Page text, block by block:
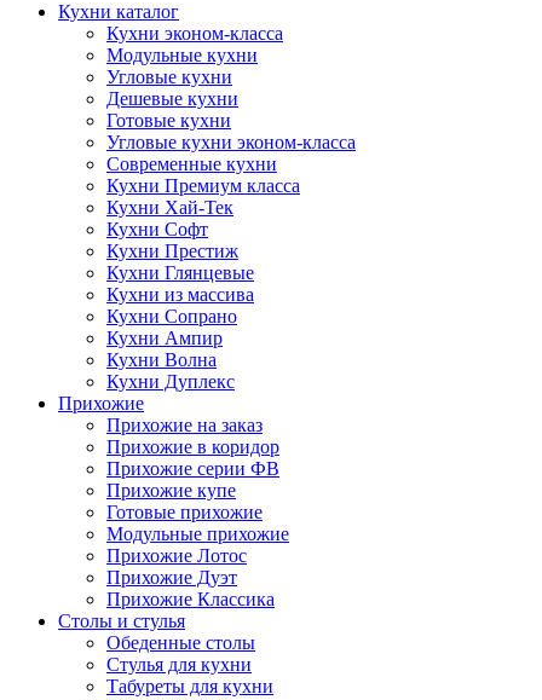
Кухни каталог
Кухни эконом-класса
Модульные кухни
Угловые кухни
Дешевые кухни
Готовые кухни
Угловые кухни эконом-класса
Современные кухни
Кухни Премиум класса
Кухни Хай-Тек
Кухни Софт
Кухни Престиж
Кухни Глянцевые
Кухни из массива
Кухни Сопрано
Кухни Ампир
Кухни Волна
Кухни Дуплекс
Прихожие
Прихожие на заказ
Прихожие в коридор
Прихожие серии ФВ
Прихожие купе
Готовые прихожие
Модульные прихожие
Прихожие Лотос
Прихожие Дуэт
Прихожие Классика
Столы и стулья
Обеденные столы
Стулья для кухни
Табуреты для кухни